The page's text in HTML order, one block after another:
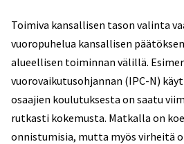
Toimiva kansallisen tason valinta
vuoropuhelua kansallisen
alueellisen toiminnan välillä.
vuorovaikutusohjannan (IPC-N)
osaajien koulutuksesta on saatu
rutkasti kokemusta. Matkalla on
onnistumisia, mutta myös virheitä